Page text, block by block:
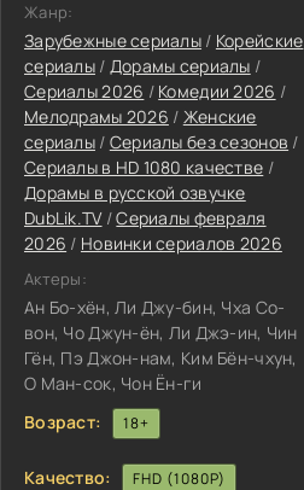
Жанр:
Зарубежные сериалы / Корейские
сериалы/ Дорамы сериалы /
Сериалы 2026 / Комедии 2026 /
Мелодрамы 2026 / Женские
сериалы/ Сериалы без сезонов /
Сериалы в HD 1080 качестве /
Дорамы в русской озвучке
DubLik.TV/Сериалы февраля
2026 / Новинки сериалов 2026
Актеры:
Ан Бо-хён, Ли Джу-бин, Чха Со-
вон, Чо Джун-ён, Ли Джэ-ин, Чин
Гён, Пэ Джон-нам, Ким Бён-чхун,
О Ман-сок, Чон Ён-ги
Возраст:
18+
Качество: FHD (1080P)